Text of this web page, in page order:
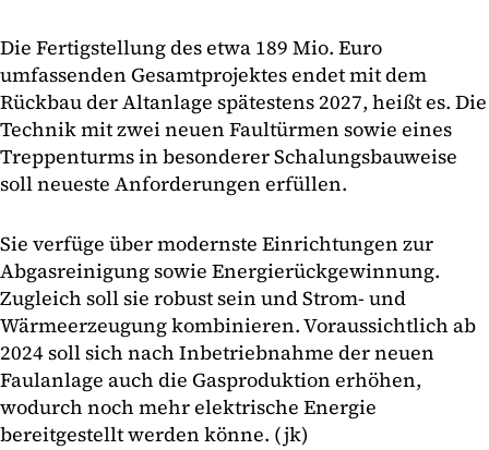
Die Fertigstellung des etwa 189 Mio. Euro
umfassenden Gesamtprojektes endet mit dem
Rückbau der Altanlage spätestens 2027, heißt es. Die
Technik mit zwei neuen Faultürmen sowie eines
Treppenturms in besonderer Schalungsbauweise
soll neueste Anforderungen erfüllen.
Sie verfüge über modernste Einrichtungen zur
Abgasreinigung sowie Energierückgewinnung.
Zugleich soll sie robust sein und Strom- und
Wärmeerzeugung kombinieren. Voraussichtlich ab
2024 soll sich nach Inbetriebnahme der neuen
Faulanlage auch die Gasproduktion erhöhen,
wodurch noch mehr elektrische Energie
bereitgestellt werden könne. (jk)